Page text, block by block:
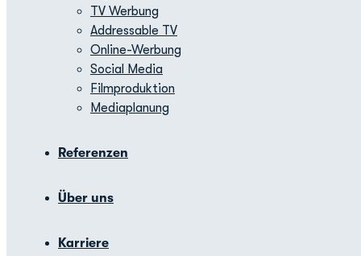
TV Werbung
Addressable TV
Online-Werbung
Social Media
Filmproduktion
Mediaplanung
Referenzen
Über uns
Karriere